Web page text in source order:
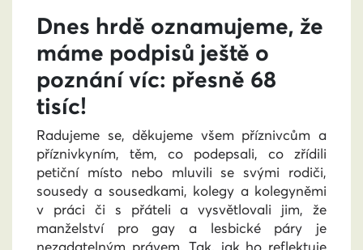
Dnes hrdě oznamujeme, že
máme podpisů ještě o
poznání víc: přesně 68
tisíc!
Radujeme se, děkujeme všem příznivcům a
příznivkyním, těm, co podepsali, co zřídili
petiční místo nebo mluvili se svými rodiči,
sousedy a sousedkami, kolegy a kolegyněmi
v práci či s přáteli a vysvětlovali jim, že
manželství pro gay a lesbické páry je